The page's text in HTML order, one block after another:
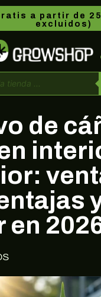
a partir de
excluidos)
de
en